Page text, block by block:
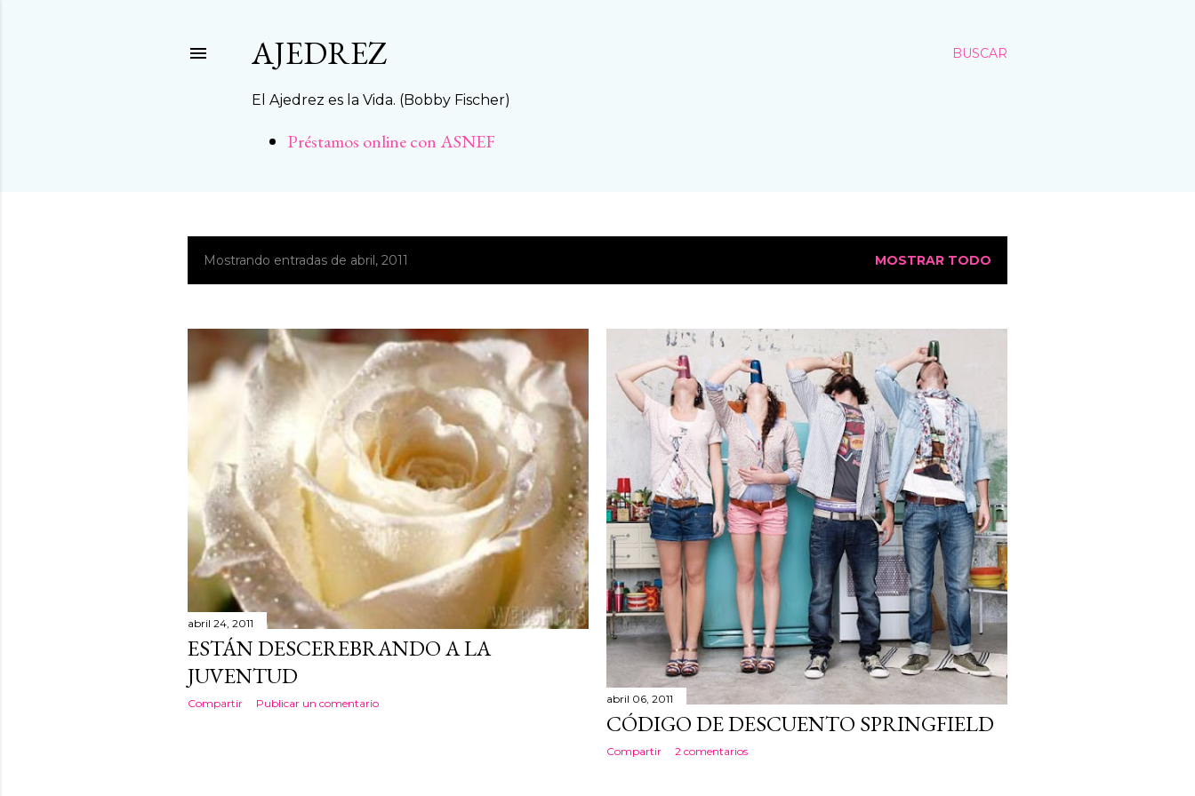
BUSCAR
AJEDREZ
El Ajedrez es la Vida. (Bobby Fischer)
Préstamos online con ASNEF
E
r
d
a
s
Mostrando entradas de abril, 2011 MOSTRAR TODO
abril 24, 2011
ESTÁN DESCEREBRANDO A LA
JUVENTUD
Compartir Publicar un comentario abril 06, 2011
CÓDIGO DE DESCUENTO SPRINGFIELD
Compartir 2 comentarios